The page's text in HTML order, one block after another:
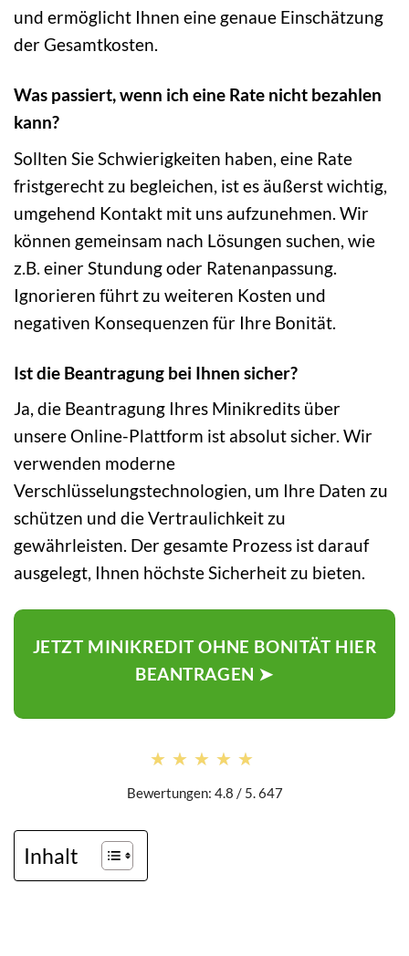
und ermöglicht Ihnen eine genaue Einschätzung
der Gesamtkosten.
Was passiert, wenn ich eine Rate nicht bezahlen
kann?
Sollten Sie Schwierigkeiten haben, eine Rate
fristgerecht zu begleichen, ist es äußerst wichtig,
umgehend Kontakt mit uns aufzunehmen. Wir
können gemeinsam nach Lösungen suchen, wie
z.B. einer Stundung oder Ratenanpassung.
Ignorieren führt zu weiteren Kosten und
negativen Konsequenzen für Ihre Bonität.
Ist die Beantragung bei Ihnen sicher?
Ja, die Beantragung Ihres Minikredits über
unsere Online-Plattform ist absolut sicher. Wir
verwenden moderne
Verschlüsselungstechnologien, um Ihre Daten zu
schützen und die Vertraulichkeit zu
gewährleisten. Der gesamte Prozess ist darauf
ausgelegt, Ihnen höchste Sicherheit zu bieten.
JETZT MINIKREDIT OHNE BONITÄT HIER
BEANTRAGEN ➤
★★★★★
★★★★★
Bewertungen: 4.8 / 5. 647
Inhalt